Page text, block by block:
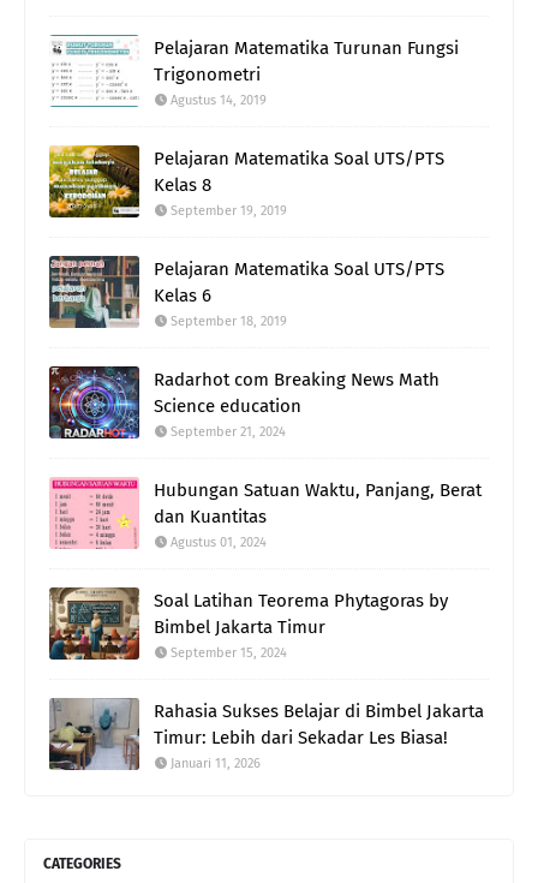
Pelajaran Matematika Turunan Fungsi
Trigonometri
Agustus 14, 2019
Pelajaran Matematika Soal UTS/PTS
Kelas 8
September 19, 2019
Pelajaran Matematika Soal UTS/PTS
Kelas 6
September 18, 2019
Radarhot com Breaking News Math
Science education
September 21, 2024
Hubungan Satuan Waktu, Panjang, Berat
dan Kuantitas
Agustus 01, 2024
Soal Latihan Teorema Phytagoras by
Bimbel Jakarta Timur
September 15, 2024
Rahasia Sukses Belajar di Bimbel Jakarta
Timur: Lebih dari Sekadar Les Biasa!
Januari 11, 2026
CATEGORIES